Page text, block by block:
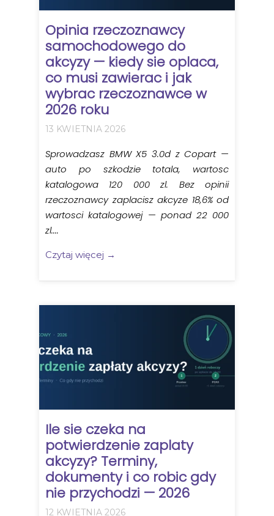
Opinia rzeczoznawcy
samochodowego do
akcyzy — kiedy sie oplaca,
co musi zawierac i jak
wybrac rzeczoznawce w
2026 roku
13 KWIETNIA 2026
Sprowadzasz BMW X5 3.0d z Copart —
auto po szkodzie totala, wartosc
katalogowa 120 000 zl. Bez opinii
rzeczoznawcy zaplacisz akcyze 18,6% od
wartosci katalogowej — ponad 22 000
zl....
Czytaj więcej →
Ile sie czeka na
potwierdzenie zaplaty
akcyzy? Terminy,
dokumenty i co robic gdy
nie przychodzi — 2026
12 KWIETNIA 2026